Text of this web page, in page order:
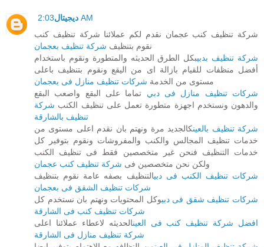
ديجيتال 2:03 AM
شركة تنظيف كنب عجمان نقدم لكم عملائنا شركة تنظيف كنب
نقوم بتنظيف شركة تنظيف بعجمان
شركة تنظيف بدبيبكل الطرق الحديثه والمتطورة ونقوم باستخدام
أفضل منظفات للقيام بازالة اى من اليقع ونقوم بتنظيف باعلى
مستوى من الخدمة شركات تنظيف منازل فى بعجمان
شركات تنظيف منازل فى دبي تماما على البقع واصعب البقع
والدهون ونستخدم اجهزة متطورة تعمل على تنظيف الكنب شركة
تنظيف بالشارقة
شركة تنظيف بالعينكالجديد مرة ونهتم بان نقدم اعلى مستوى من
خدمات تنظيف المجالس والكنب والمفروشات ونقوم بتوفير كل
خدمات التنظيف فنحن غير متخصصين فقط فى تنظيف الكنب
ولكن نحن متخصصين فى شركة تنظيف كنب عجمان
شركات تنظيف الكنب فى دبيالتنظيف بصفه عامة نقوم بتنظيف
شركات تنظيف الشقق فى بعجمان
شركات تنظيف شقق فى دبيوكل المحتويات ونهتم بان نستخدم كل
شركات تنظيف كنب فى الشارقة
افضل شركة تنظيف كنب فى العينالحديثه لاعطاء عملائنا اعلى
شركة تنظيف منازل فى الشارقة